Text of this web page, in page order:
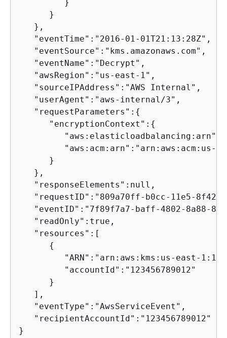
         }
      }
   },
   "eventTime":"2016-01-01T21:13:28Z",
   "eventSource":"kms.amazonaws.com",
   "eventName":"Decrypt",
   "awsRegion":"us-east-1",
   "sourceIPAddress":"AWS Internal",
   "userAgent":"aws-internal/3",
   "requestParameters":
{
      "encryptionContext":
{
"aws:acm:arn":"arn:aws:acm:us-
      }
   },
   "responseElements":null,
"requestID":"809a70ff-b0cc-11e5-8f42-
"eventID":"7f89f7a7-baff-4802-8a88-
   "readOnly":true,
   "resources":[
{
"ARN":"arn:aws:kms:us-east-
         "accountId":"123456789012"
      }
   ],
   "eventType":"AwsServiceEvent",
   "recipientAccountId":"123456789012"
}